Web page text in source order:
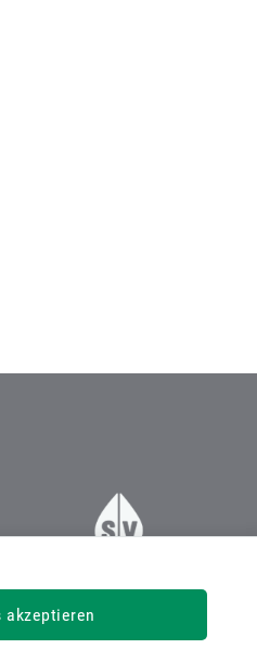
akzeptieren